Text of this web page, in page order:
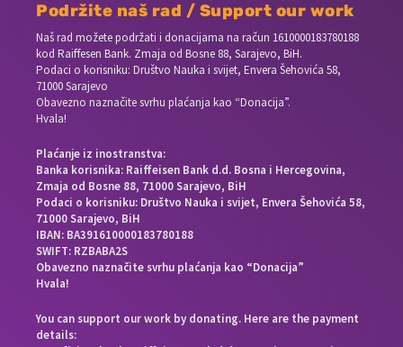
Podržite naš rad / Support our work
Naš rad možete podržati i donacijama na račun 1610000183780188
kod Raiffesen Bank. Zmaja od Bosne 88, Sarajevo, BiH.
Podaci o korisniku: Društvo Nauka i svijet, Envera Šehovića 58,
71000 Sarajevo
Obavezno naznačite svrhu plaćanja kao “Donacija”.
Hvala!
Plaćanje iz inostranstva:
Banka korisnika: Raiffeisen Bank d.d. Bosna i Hercegovina,
Zmaja od Bosne 88, 71000 Sarajevo, BiH
Podaci o korisniku: Društvo Nauka i svijet, Envera Šehovića 58,
71000 Sarajevo, BiH
IBAN: BA391610000183780188
SWIFT: RZBABA2S
Obavezno naznačite svrhu plaćanja kao “Donacija”
Hvala!
You can support our work by donating. Here are the payment
details: